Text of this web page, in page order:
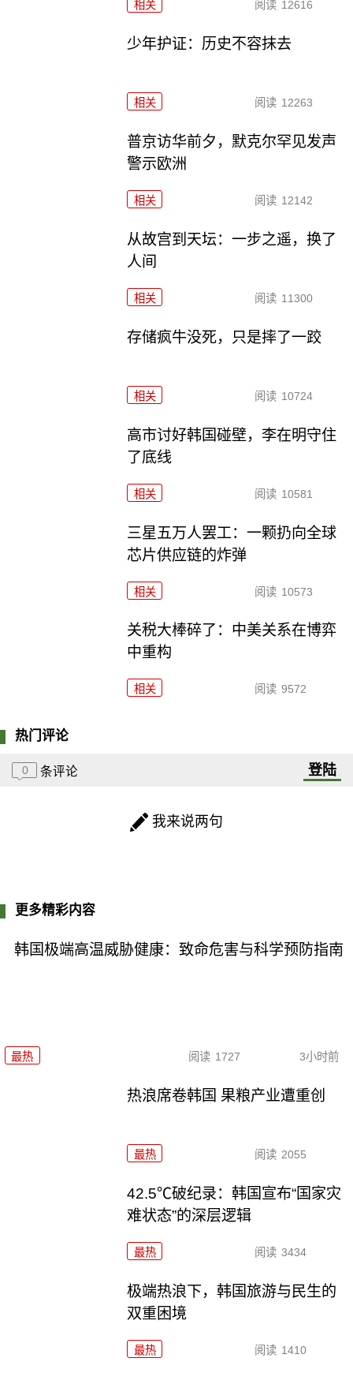
相关 阅读 12616
少年护证：历史不容抹去
相关 阅读 12263
普京访华前夕，默克尔罕见发声
警示欧洲
相关 阅读 12142
从故宫到天坛：一步之遥，换了
人间
相关 阅读 11300
存储疯牛没死，只是摔了一跤
相关 阅读 10724
高市讨好韩国碰壁，李在明守住
了底线
相关 阅读 10581
三星五万人罢工：一颗扔向全球
芯片供应链的炸弹
相关 阅读 10573
关税大棒碎了：中美关系在博弈
中重构
相关 阅读 9572
热门评论
0 条评论 登陆
我来说两句
更多精彩内容
韩国极端高温威胁健康：致命危害与科学预防指南
最热 阅读 1727 3小时前
热浪席卷韩国 果粮产业遭重创
最热 阅读 2055
42.5℃破纪录：韩国宣布“国家灾
难状态”的深层逻辑
最热 阅读 3434
极端热浪下，韩国旅游与民生的
双重困境
最热 阅读 1410